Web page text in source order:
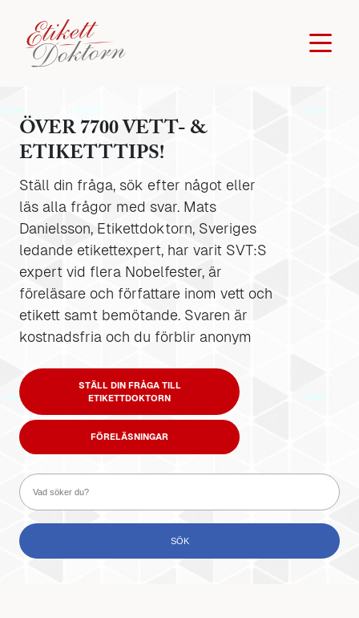
ÖVER 7700 VETT- &
ETIKETTTIPS!
Ställ din fråga, sök efter något eller
läs alla frågor med svar. Mats
Danielsson, Etikettdoktorn, Sveriges
ledande etikettexpert, har varit SVT:S
expert vid flera Nobelfester, är
föreläsare och författare inom vett och
etikett samt bemötande. Svaren är
kostnadsfria och du förblir anonym
STÄLL DIN FRÅGA TILL
ETIKETTDOKTORN
FÖRELÄSNINGAR